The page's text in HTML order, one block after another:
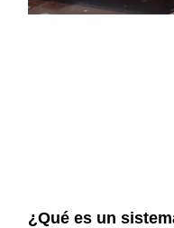
¿Qué es un